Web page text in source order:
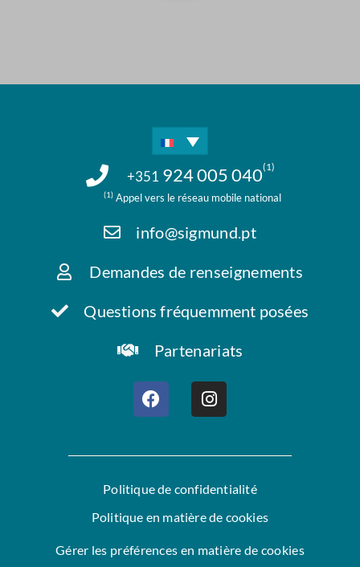
+351 924 005 040(1)
(1)Appel vers le réseau mobile national
info@sigmund.pt
Demandes de renseignements
Questions fréquemment posées
Partenariats
Politique de confidentialité
Politique en matière de cookies
Gérer les préférences en matière de cookies